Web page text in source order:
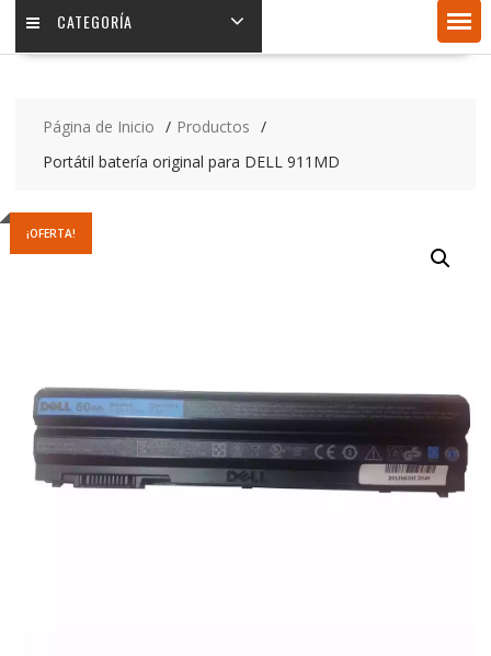
CATEGORÍA
Página de Inicio
Productos
Portátil batería original para DELL 911MD
¡OFERTA!